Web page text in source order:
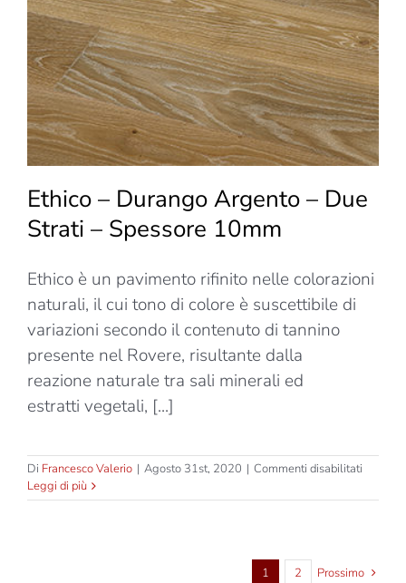
Due
Strati
–
15mm
Ethico – Durango Argento – Due
Strati – Spessore 10mm
Ethico è un pavimento rifinito nelle colorazioni
naturali, il cui tono di colore è suscettibile di
variazioni secondo il contenuto di tannino
presente nel Rovere, risultante dalla
reazione naturale tra sali minerali ed
estratti vegetali, [...]
Di Francesco Valerio | Agosto 31st, 2020 | Commenti disabilitati
–
Due
Leggi di più
1 2 Prossimo